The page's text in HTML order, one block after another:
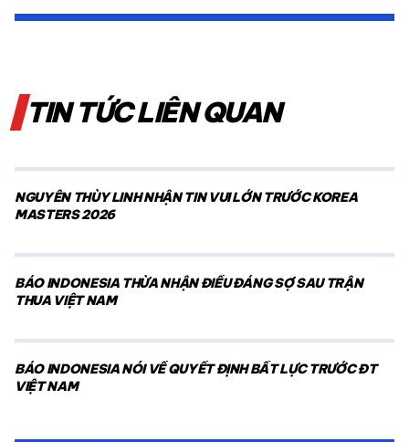
TIN TỨC LIÊN QUAN
NGUYỄN THÙY LINH NHẬN TIN VUI LỚN TRƯỚC KOREA
MASTERS 2026
BÁO INDONESIA THỪA NHẬN ĐIỀU ĐÁNG SỢ SAU TRẬN
THUA VIỆT NAM
BÁO INDONESIA NÓI VỀ QUYẾT ĐỊNH BẤT LỰC TRƯỚC ĐT
VIỆT NAM